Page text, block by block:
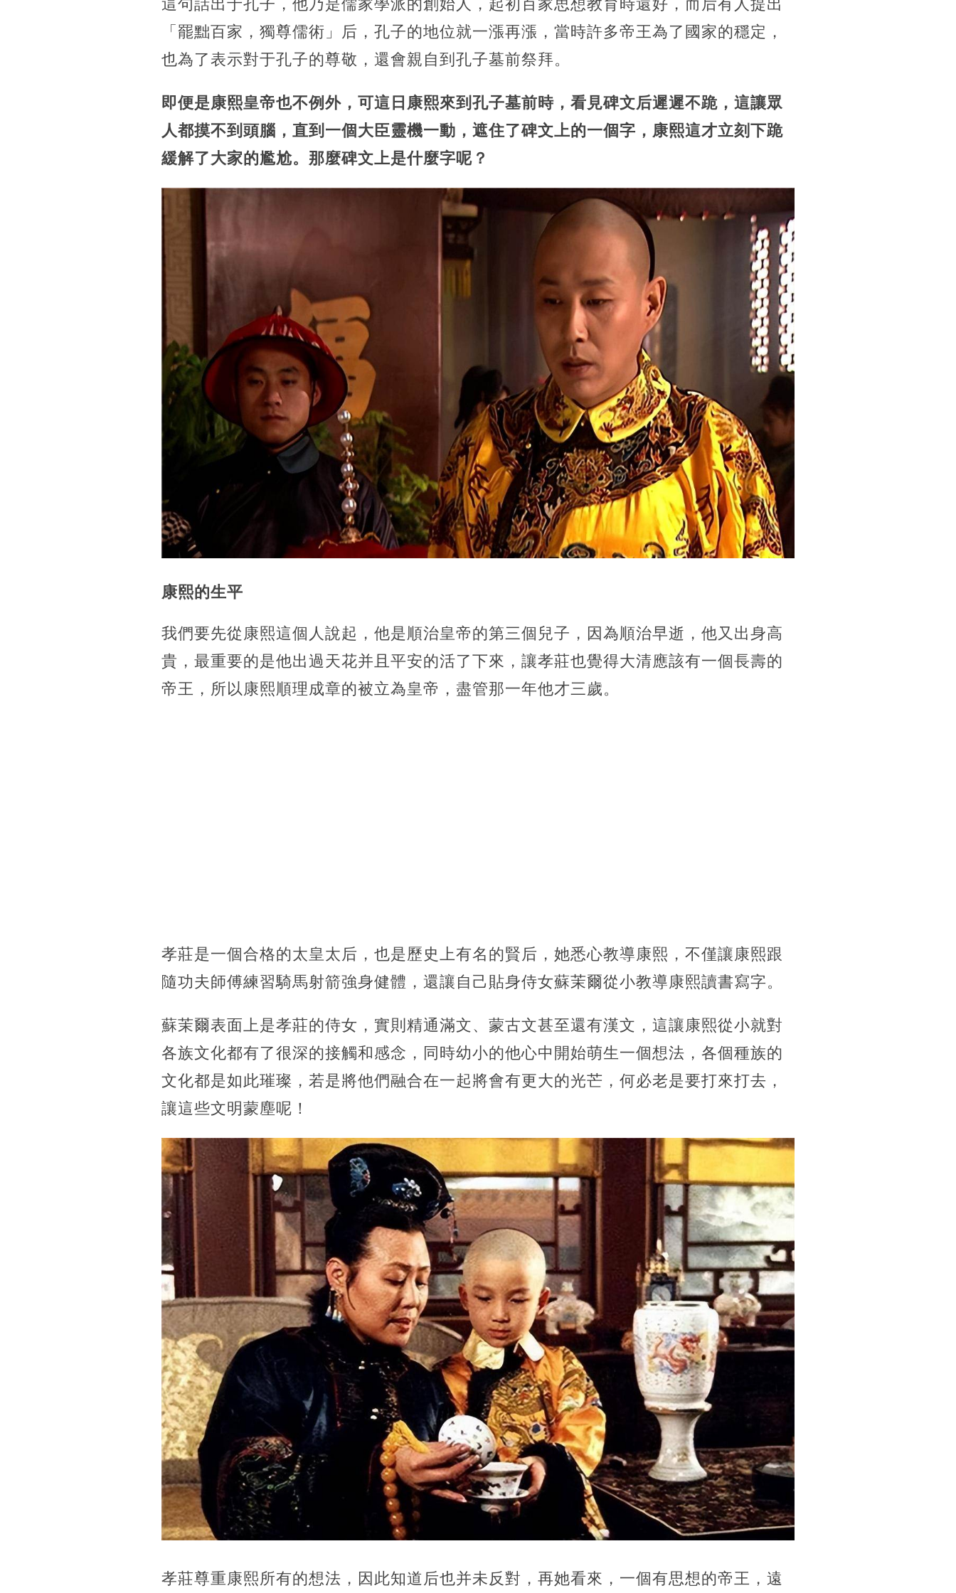
這句話出于孔子，他乃是儒家學派的創始人，起初百家思想教育時還好，而后有人提出
「罷黜百家，獨尊儒術」后，孔子的地位就一漲再漲，當時許多帝王為了國家的穩定，
也為了表示對于孔子的尊敬，還會親自到孔子墓前祭拜。
即便是康熙皇帝也不例外，可這日康熙來到孔子墓前時，看見碑文后遲遲不跪，這讓眾
人都摸不到頭腦，直到一個大臣靈機一動，遮住了碑文上的一個字，康熙這才立刻下跪
緩解了大家的尷尬。那麼碑文上是什麼字呢？
康熙的生平
我們要先從康熙這個人說起，他是順治皇帝的第三個兒子，因為順治早逝，他又出身高
貴，最重要的是他出過天花并且平安的活了下來，讓孝莊也覺得大清應該有一個長壽的
帝王，所以康熙順理成章的被立為皇帝，盡管那一年他才三歲。
孝莊是一個合格的太皇太后，也是歷史上有名的賢后，她悉心教導康熙，不僅讓康熙跟
隨功夫師傅練習騎馬射箭強身健體，還讓自己貼身侍女蘇茉爾從小教導康熙讀書寫字。
蘇茉爾表面上是孝莊的侍女，實則精通滿文、蒙古文甚至還有漢文，這讓康熙從小就對
各族文化都有了很深的接觸和感念，同時幼小的他心中開始萌生一個想法，各個種族的
文化都是如此璀璨，若是將他們融合在一起將會有更大的光芒，何必老是要打來打去，
讓這些文明蒙塵呢！
孝莊尊重康熙所有的想法，因此知道后也并未反對，再她看來，一個有思想的帝王，遠